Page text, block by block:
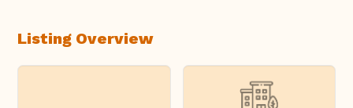
Listing Overview